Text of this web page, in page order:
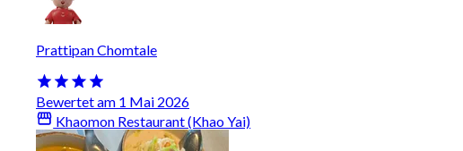
Prattipan Chomtale
Bewertet am 1 Mai 2026
Khaomon Restaurant (Khao Yai)